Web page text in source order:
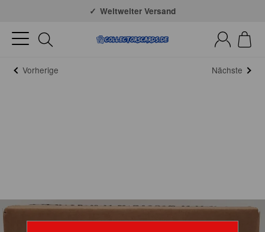
Weltweiter Versand
Vorherige Nächste